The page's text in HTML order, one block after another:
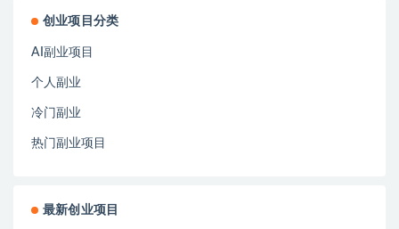
创业项目分类
AI副业项目
个人副业
冷门副业
热门副业项目
最新创业项目